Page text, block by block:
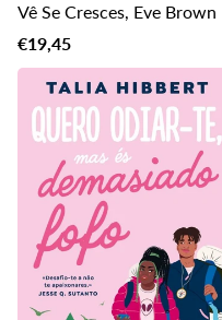
Vê Se Cresces, Eve Brown
Translation
missing:
€19,45